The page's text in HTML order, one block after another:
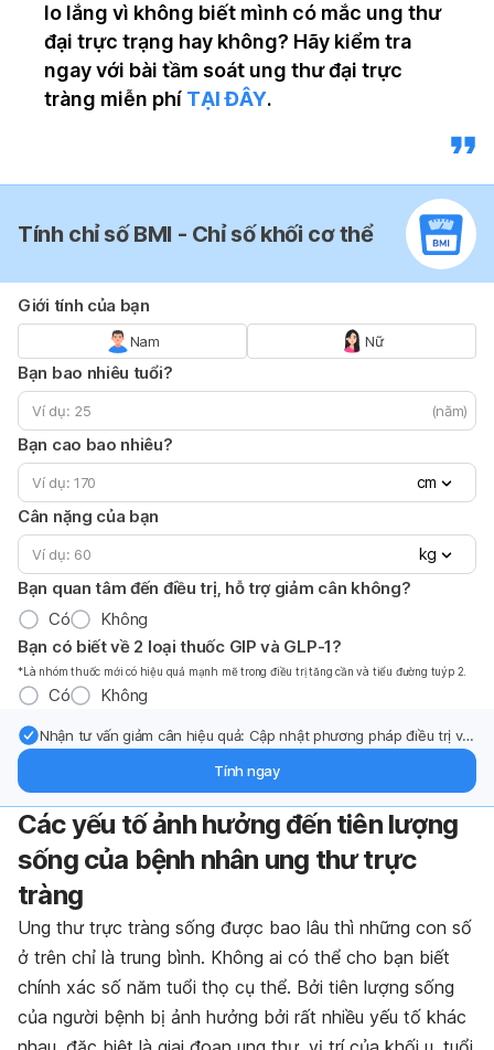
lo lắng vì không biết mình có mắc ung thư
đại trực trạng hay không? Hãy kiểm tra
ngay với bài tầm soát ung thư đại trực
tràng miễn phí TẠI ĐÂY.
Tính chỉ số BMI - Chỉ số khối cơ thể
Giới tính của bạn
Nam Nữ
Bạn bao nhiêu tuổi?
(năm)
Bạn cao bao nhiêu?
cm
Cân nặng của bạn
kg
Bạn quan tâm đến điều trị, hỗ trợ giảm cân không?
Có
Không
Bạn có biết về 2 loại thuốc GIP và GLP-1?
*Là nhóm thuốc mới có hiệu quả mạnh mẽ trong điều trị tăng cần và tiểu đường tuýp 2.
Có Không
Nhận tư vấn giảm cân hiệu quả: Cập nhật phương pháp điều trị và
Tính ngay
Các yếu tố ảnh hưởng đến tiên lượng
sống của bệnh nhân ung thư trực
tràng
Ung thư trực tràng sống được bao lâu thì những con số
ở trên chỉ là trung bình. Không ai có thể cho bạn biết
chính xác số năm tuổi thọ cụ thể. Bởi tiên lượng sống
của người bệnh bị ảnh hưởng bởi rất nhiều yếu tố khác